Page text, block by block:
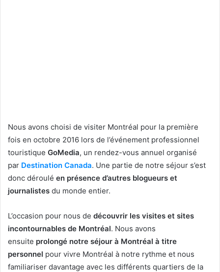
Nous avons choisi de visiter Montréal pour la première
fois en octobre 2016 lors de l’événement professionnel
touristique GoMedia, un rendez-vous annuel organisé
par Destination Canada. Une partie de notre séjour s’est
donc déroulé en présence d’autres blogueurs et
journalistes du monde entier.
L’occasion pour nous de découvrir les visites et sites
incontournables de Montréal. Nous avons
ensuite prolongé notre séjour à Montréal à titre
personnel pour vivre Montréal à notre rythme et nous
familiariser davantage avec les différents quartiers de la